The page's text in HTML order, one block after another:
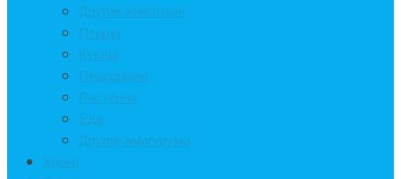
Другие животные
Птицы
Куклы
Персонажи
Растения
Еда
Другие амигуруми
Уроки